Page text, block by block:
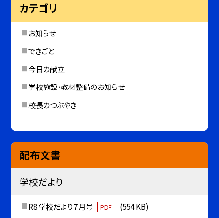
カテゴリ
お知らせ
できごと
今日の献立
学校施設・教材整備のお知らせ
校長のつぶやき
配布文書
学校だより
R8 学校だより７月号 PDF (554 KB)